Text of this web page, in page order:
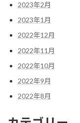
2023年2月
2023年1月
2022年12月
2022年11月
2022年10月
2022年9月
2022年8月